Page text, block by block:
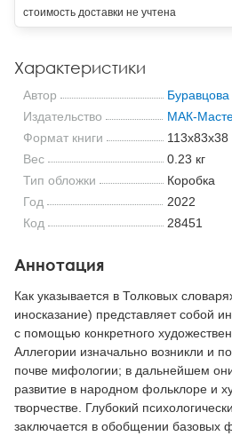
стоимость доставки не учтена
Характеристики
Автор
Издательство
МАК-
Формат книги
Вес
0.23 кг
Тип обложки
Коробка
Год
2022
Код
28451
Аннотация
Как указывается в Толковых
иносказание) представляет собой
с помощью конкретного
Аллегории изначально возникли и
почве мифологии; в дальнейшем
развитие в народном фольклоре и
творчестве. Глубокий
заключается в обобщении базовых